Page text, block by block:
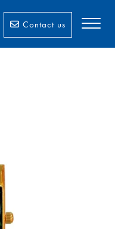
Contact us